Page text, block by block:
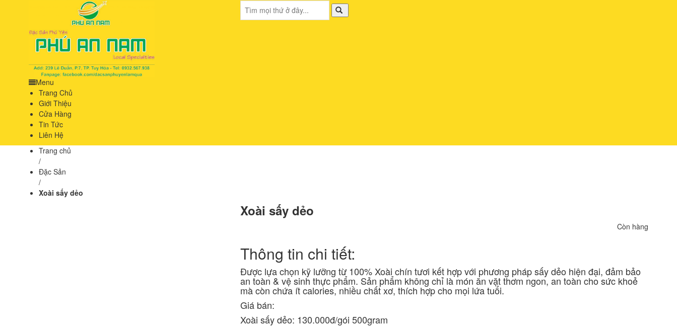
Menu
Trang Chủ
Giới Thiệu
Cửa Hàng
Tin Tức
Liên Hệ
Trang chủ
/
Đặc Sản
/
Xoài sấy dẻo
Xoài sấy dẻo
Còn hàng
Thông tin chi tiết:
Được lựa chọn kỹ lưỡng từ 100% Xoài chín tươi kết hợp với phương pháp sấy dẻo hiện đại, đảm bảo
an toàn & vệ sinh thực phẩm. Sản phẩm không chỉ là món ăn vặt thơm ngon, an toàn cho sức khoẻ
mà còn chứa ít calories, nhiều chất xơ, thích hợp cho mọi lứa tuổi.
Giá bán:
Xoài sấy dẻo: 130.000đ/gói 500gram